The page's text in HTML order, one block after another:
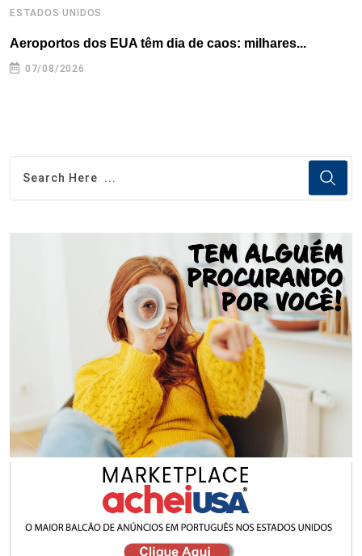
ESTADOS UNIDOS
Aeroportos dos EUA têm dia de caos: milhares...
07/08/2026